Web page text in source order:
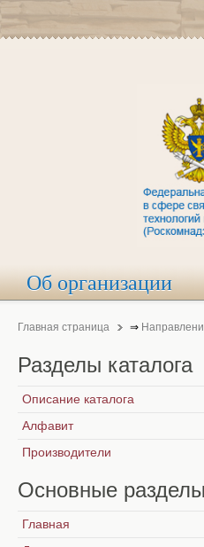
Об организации
Главная страница ⇒
Разделы каталога
Описание каталога
Алфавит
Производители
Основные разделы
Главная